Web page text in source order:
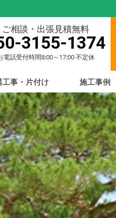
ご相談・出張見積無料
3155-1374
電話受付時間8:00～17:00 不定休
工事・片付け 施工事例